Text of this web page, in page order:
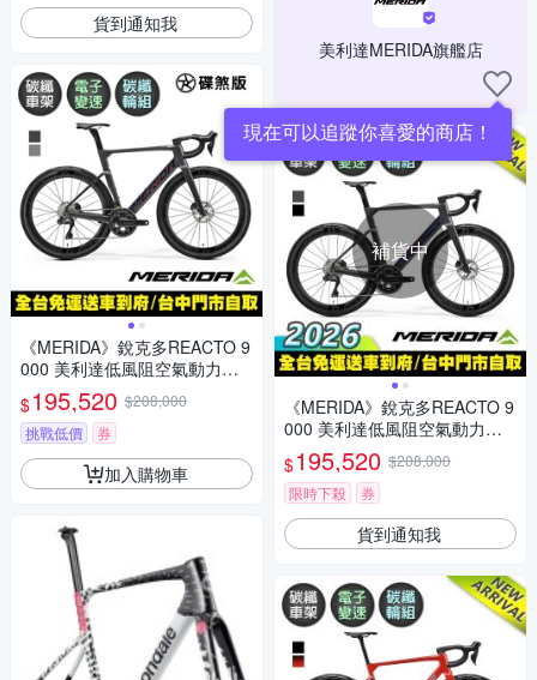
貨到通知我
《MERIDA》銳克多REACTO 9
000 美利達低風阻空氣動力碳
纖跑車/公路車 無附踏板/SHIM
ANO電變/一體式把手/碳纖輪組
$195,520 $208,000
挑戰低價
券
加入購物車
美利達MERIDA旗艦店
現在可以追蹤你喜愛的商店！
補貨中
《MERIDA》銳克多REACTO 9
000 美利達低風阻空氣動力碳
纖跑車/公路車 無附踏板/SHIM
ANO電變/一體式把手/碳纖輪組
$195,520 $208,000
限時下殺
券
貨到通知我